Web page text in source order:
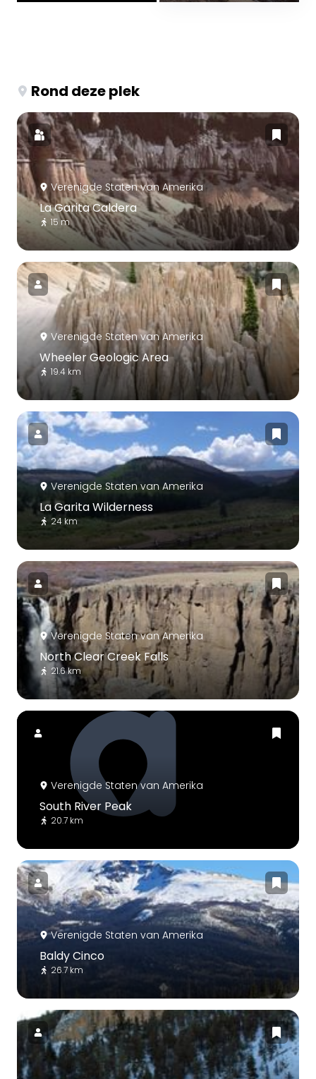
Rond deze plek
Verenigde Staten van Amerika
La Garita Caldera
15 m
Verenigde Staten van Amerika
Wheeler Geologic Area
19.4 km
Verenigde Staten van Amerika
La Garita Wilderness
24 km
Verenigde Staten van Amerika
North Clear Creek Falls
21.6 km
Verenigde Staten van Amerika
South River Peak
20.7 km
Verenigde Staten van Amerika
Baldy Cinco
26.7 km